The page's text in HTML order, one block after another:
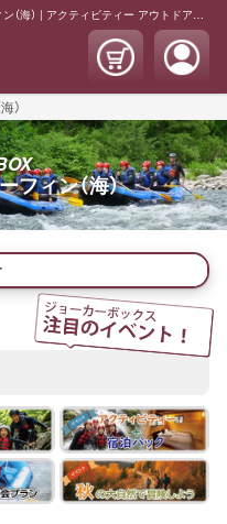
ウインドサーフィン（海） | 全国のウインドサーフィン（海） | アクティビティー アウトドア体験 観光 宿泊 | JOKER BOX
）
フィン（海）